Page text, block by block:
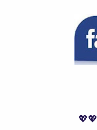
💖💖